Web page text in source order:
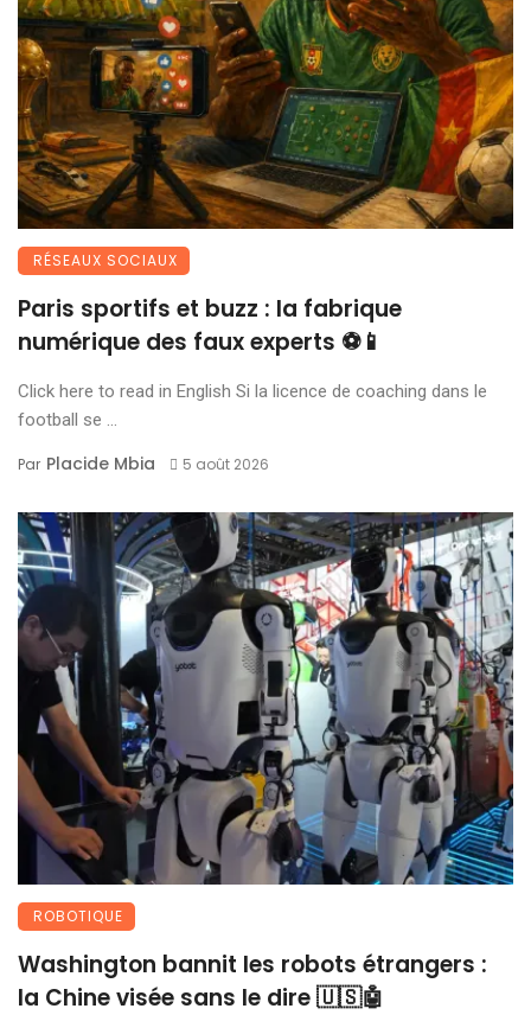
RÉSEAUX SOCIAUX
Paris sportifs et buzz : la fabrique
numérique des faux experts ⚽📱
Click here to read in English Si la licence de coaching dans le
football se ...
Par Placide Mbia 5 août 2026
ROBOTIQUE
Washington bannit les robots étrangers :
la Chine visée sans le dire 🇺🇸🤖